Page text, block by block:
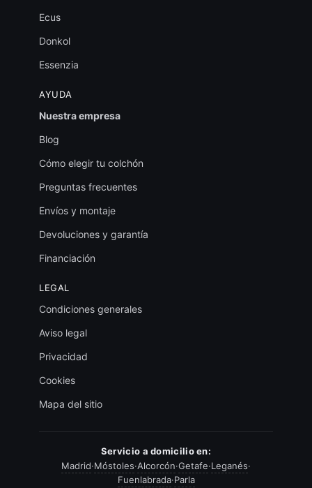
Ecus
Donkol
Essenzia
AYUDA
Nuestra empresa
Blog
Cómo elegir tu colchón
Preguntas frecuentes
Envíos y montaje
Devoluciones y garantía
Financiación
LEGAL
Condiciones generales
Aviso legal
Privacidad
Cookies
Mapa del sitio
Servicio a domicilio en:
Madrid·Móstoles·Alcorcón·Getafe·Leganés·
Fuenlabrada·Parla